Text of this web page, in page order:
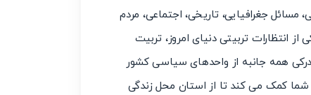
جغرافیایی، تاریخی، اجتماعی، مردم
انتظارات تربیتی دنیای امروز، تربیت
همه جانبه از واحدهای سیاسی کشور
کمک می کند تا از استان محل زندگی